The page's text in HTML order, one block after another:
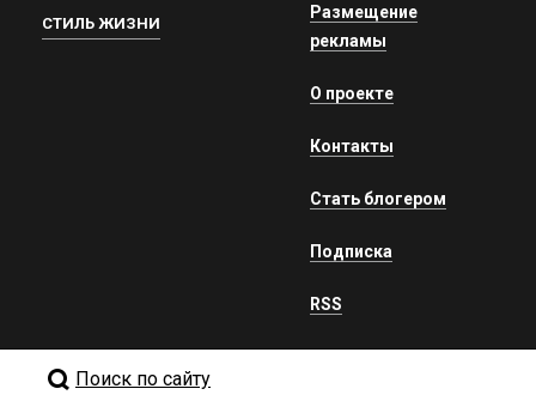
СТИЛЬ ЖИЗНИ
Размещение
рекламы
О проекте
Контакты
Стать блогером
Подписка
RSS
Поиск по сайту